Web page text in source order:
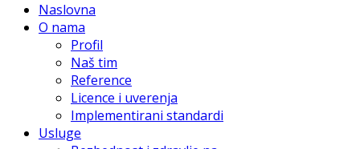
Naslovna
O nama
Profil
Naš tim
Reference
Licence i uverenja
Implementirani standardi
Usluge